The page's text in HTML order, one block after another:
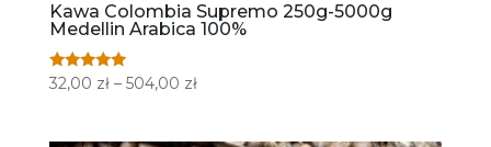
Kawa Colombia Supremo 250g-5000g
Medellin Arabica 100%
Oceniono
4.71
32,00 zł – 504,00 złZakres